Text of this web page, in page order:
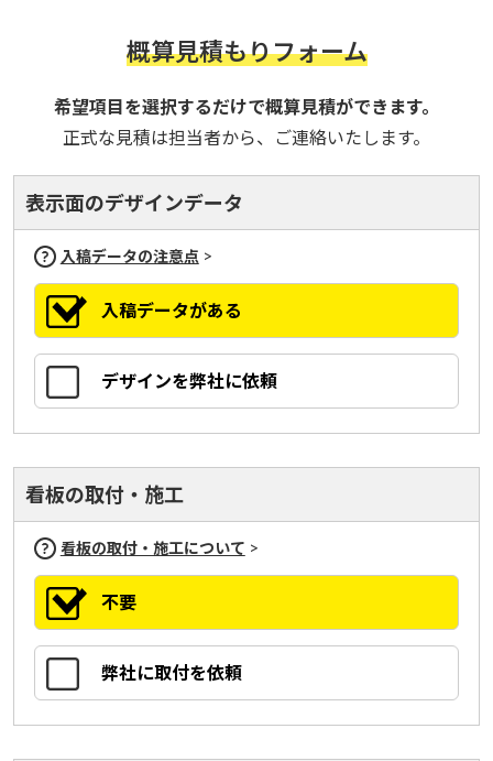
概算見積もりフォーム
希望項目を選択するだけで概算見積ができます。
正式な見積は担当者から、ご連絡いたします。
表示面のデザインデータ
入稿データの注意点 >
入稿データがある
デザインを弊社に依頼
看板の取付・施工
看板の取付・施工について >
不要
弊社に取付を依頼